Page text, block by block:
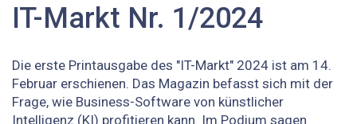
IT-Markt Nr. 1/2024
Die erste Printausgabe des "IT-Markt" 2024 ist am 14.
Februar erschienen. Das Magazin befasst sich mit der
Frage, wie Business-Software von künstlicher
Intelligenz (KI) profitieren kann. Im Podium sagen